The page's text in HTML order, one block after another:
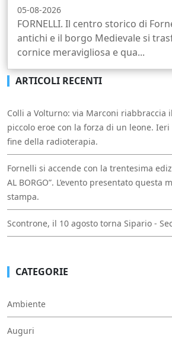
05-08-2026
FORNELLI. Il centro storico di
antichi e il borgo Medievale si
cornice meravigliosa e qua...
ARTICOLI RECENTI
Colli a Volturno: via Marconi riabbraccia
piccolo eroe con la forza di un leone. Ieri
fine della radioterapia.
Fornelli si accende con la trentesima
AL BORGO”. L’evento presentato questa
stampa.
Scontrone, il 10 agosto torna Sipario -
CATEGORIE
Ambiente
Auguri